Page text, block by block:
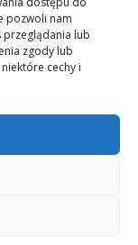
pozwoli nam
przeglądania lub
zgody lub
cechy i
Cię